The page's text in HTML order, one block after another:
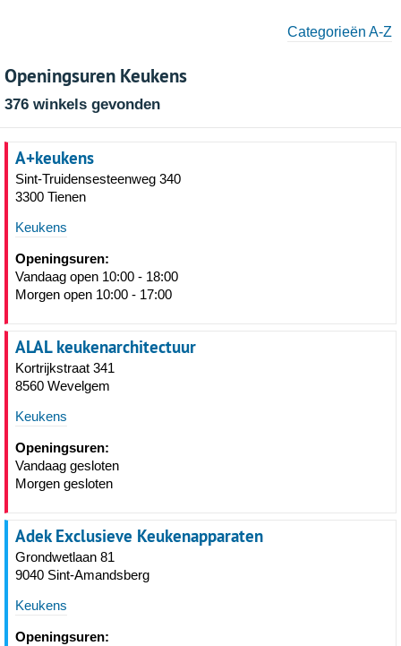
Categorieën A-Z
Openingsuren Keukens
376 winkels gevonden
A+keukens
Sint-Truidensesteenweg 340
3300 Tienen
Keukens
Openingsuren:
Vandaag open 10:00 - 18:00
Morgen open 10:00 - 17:00
ALAL keukenarchitectuur
Kortrijkstraat 341
8560 Wevelgem
Keukens
Openingsuren:
Vandaag gesloten
Morgen gesloten
Adek Exclusieve Keukenapparaten
Grondwetlaan 81
9040 Sint-Amandsberg
Keukens
Openingsuren: